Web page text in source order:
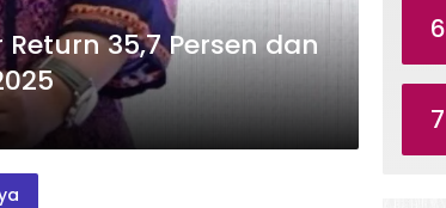
35,7 Persen dan
6
7